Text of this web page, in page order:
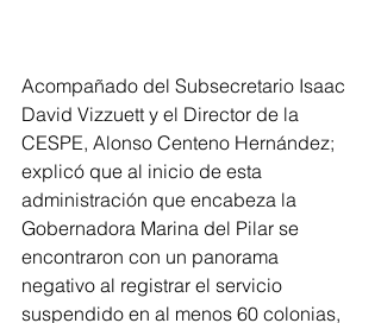
Acompañado del Subsecretario Isaac
David Vizzuett y el Director de la
CESPE, Alonso Centeno Hernández;
explicó que al inicio de esta
administración que encabeza la
Gobernadora Marina del Pilar se
encontraron con un panorama
negativo al registrar el servicio
suspendido en al menos 60 colonias,